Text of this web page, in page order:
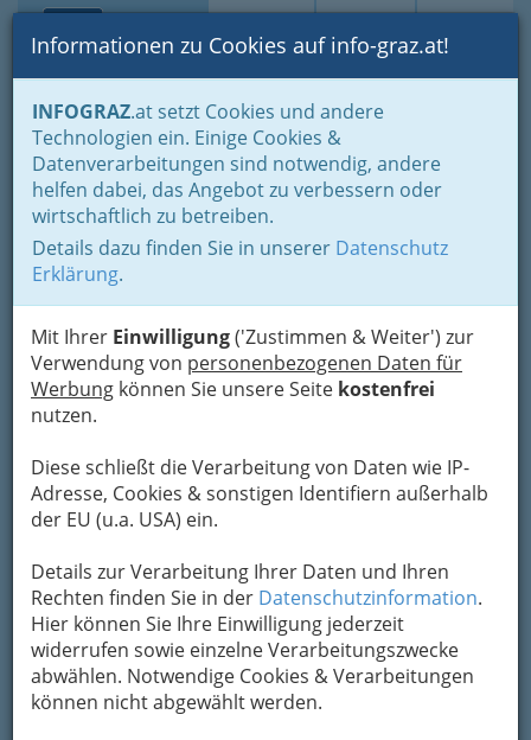
Suche Login Toggle
Informationen zu Cookies auf info-graz.at!
INFOGRAZ.at setzt Cookies und andere
Technologien ein. Einige Cookies &
Datenverarbeitungen sind notwendig, andere
helfen dabei, das Angebot zu verbessern oder
wirtschaftlich zu betreiben.
Details dazu finden Sie in unserer Datenschutz
Erklärung.
Mit Ihrer Einwilligung('Zustimmen & Weiter') zur
Verwendung von personenbezogenen Daten für
Werbung können Sie unsere Seite kostenfrei
nutzen.
Diese schließt die Verarbeitung von Daten wie IP-
Adresse, Cookies & sonstigen Identifiern außerhalb
der EU (u.a. USA) ein.
Details zur Verarbeitung Ihrer Daten und Ihren
Rechten finden Sie in der Datenschutzinformation.
Hier können Sie Ihre Einwilligung jederzeit
widerrufen sowie einzelne Verarbeitungszwecke
abwählen. Notwendige Cookies & Verarbeitungen
können nicht abgewählt werden.
Home
Gastronomie
Gastronomie: Toprestaurants & Gasthäuser
Gaststätten - Gasthäuser - Gasthöfe
Gasthäuser, Gasthöfe,
Gaststätten in Graz -
steirische Gastfreundschaft,
Gemütlichkeit
Essen im Gasthaus ist in Graz und Graz-
Umgebung nicht teuer. Viele Gaststätten bieten
zu günstigen Preisen täglich wechselnde
Spezialitäten an.
Preiswertes Essen statt im
Schnellimbiss: Gasthäuser sind
immer eine Empfehlung wert